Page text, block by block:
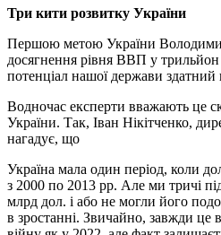
Три кити розвитку України
Першою метою України
досягнення рівня ВВП у
потенціал нашої держави здатний
Водночас експерти вважають це
України. Так, Іван Нікітченко,
нагадує, що
Україна мала один період, коли
з 2000 по 2013 рр. Але ми тричі
млрд дол. і або не могли його
в зростанні. Звичайно, завжди це